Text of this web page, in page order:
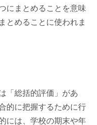
にまとめることを意味
とめることに使われま
「総括的評価」があ
的に把握するために行
には、学校の期末や年